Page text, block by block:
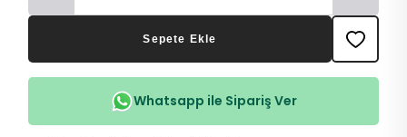
Sepete Ekle
Whatsapp ile Sipariş Ver